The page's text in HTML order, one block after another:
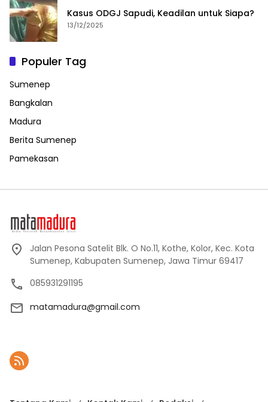
Kasus ODGJ Sapudi, Keadilan untuk Siapa?
13/12/2025
Populer Tag
Sumenep
Bangkalan
Madura
Berita Sumenep
Pamekasan
Jalan Pesona Satelit Blk. O No.11, Kothe, Kolor, Kec. Kota
Sumenep, Kabupaten Sumenep, Jawa Timur 69417
085931291195
matamadura@gmail.com